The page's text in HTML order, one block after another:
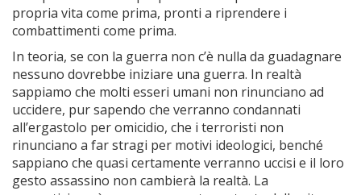
propria vita come prima, pronti a riprendere i
combattimenti come prima.
In teoria, se con la guerra non c’è nulla da guadagnare
nessuno dovrebbe iniziare una guerra. In realtà
sappiamo che molti esseri umani non rinunciano ad
uccidere, pur sapendo che verranno condannati
all’ergastolo per omicidio, che i terroristi non
rinunciano a far stragi per motivi ideologici, benché
sappiano che quasi certamente verranno uccisi e il loro
gesto assassino non cambierà la realtà. La